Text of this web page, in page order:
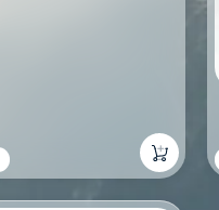
Preis: